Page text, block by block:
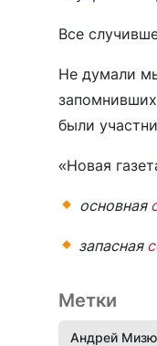
Все
Не думали
были
«Новая
основная
запасная
Метки
Андрей